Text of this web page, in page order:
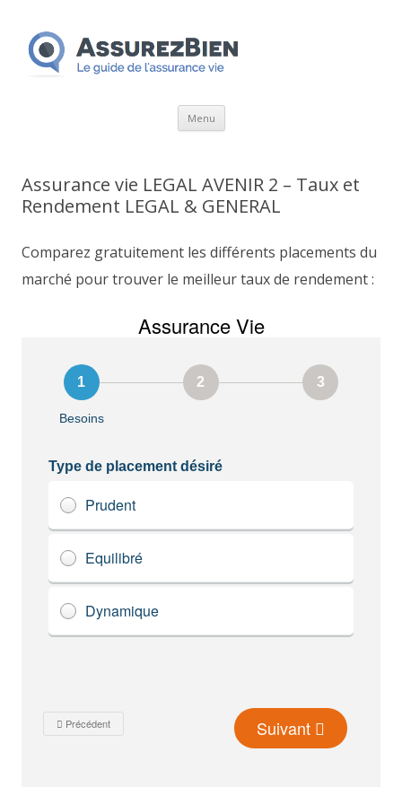
Menu Aller
Assurance vie LEGAL AVENIR 2 – Taux et
Rendement LEGAL & GENERAL
Comparez gratuitement les différents placements du
marché pour trouver le meilleur taux de rendement :